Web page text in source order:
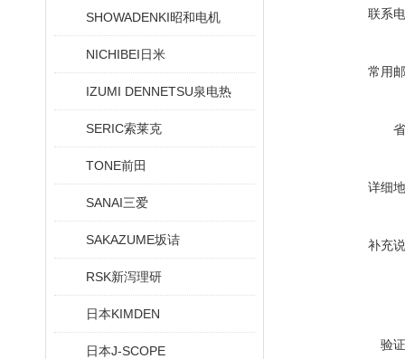
SHOWADENKI昭和电机
NICHIBEI日米
IZUMI DENNETSU泉电热
SERIC索莱克
TONE前田
SANAI三爱
SAKAZUME坂诘
RSK新泻理研
日本KIMDEN
日本J-SCOPE
联系
常用
详细
补充
验